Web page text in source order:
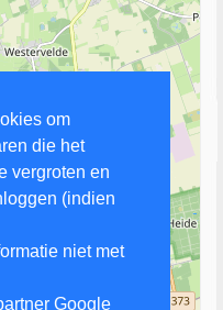
om
die het
vergroten en
(indien
niet met
Google